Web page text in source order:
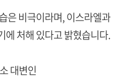
은 비극이라며, 이스라엘과
에 처해 있다고 밝혔습니다.
대변인